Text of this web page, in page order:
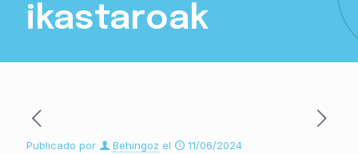
ikastaroak
Publicado por Behingoz el 11/06/2024